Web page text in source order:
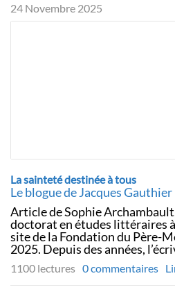
24 Novembre 2025
La sainteté destinée à tous
Le blogue de Jacques Gauthier
Article de Sophie
doctorat en études littéraires
site de la Fondation du Père-
2025. Depuis des années,
1100 lectures 0 commentaires